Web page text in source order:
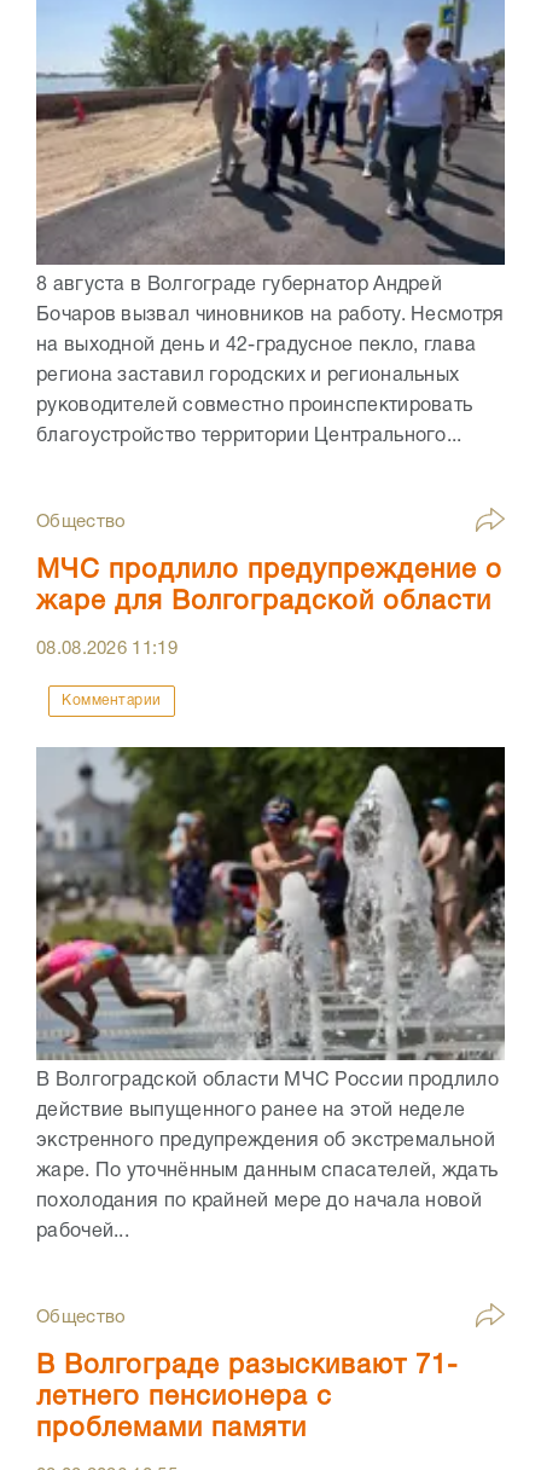
8 августа в Волгограде губернатор Андрей
Бочаров вызвал чиновников на работу. Несмотря
на выходной день и 42-градусное пекло, глава
региона заставил городских и региональных
руководителей совместно проинспектировать
благоустройство территории Центрального...
Общество
МЧС продлило предупреждение о
жаре для Волгоградской области
08.08.2026 11:19
Комментарии
В Волгоградской области МЧС России продлило
действие выпущенного ранее на этой неделе
экстренного предупреждения об экстремальной
жаре. По уточнённым данным спасателей, ждать
похолодания по крайней мере до начала новой
рабочей...
Общество
В Волгограде разыскивают 71-
летнего пенсионера с
проблемами памяти